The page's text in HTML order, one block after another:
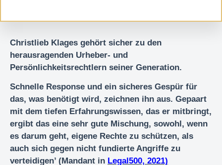
Christlieb Klages gehört sicher zu den
herausragenden Urheber- und
Persönlichkeitsrechtlern seiner Generation.
Schnelle Response und ein sicheres Gespür für
das, was benötigt wird, zeichnen ihn aus. Gepaart
mit dem tiefen Erfahrungswissen, das er mitbringt,
ergibt das eine sehr gute Mischung, sowohl, wenn
es darum geht, eigene Rechte zu schützen, als
auch sich gegen nicht fundierte Angriffe zu
verteidigen’ (Mandant in Legal500, 2021)